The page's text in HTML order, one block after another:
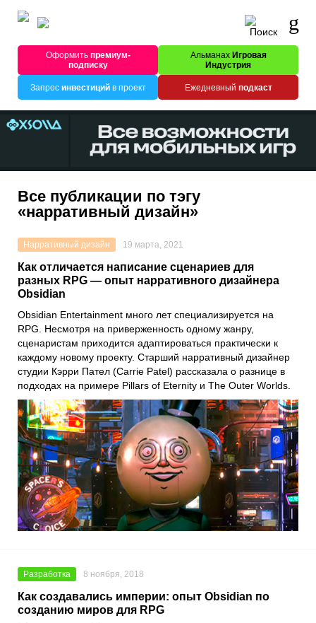
Оформитьпремиум-
подписку
Альманах Игровая
Индустрия
Запрос инвестицийв проект Ежедневный подкаст
Все публикации по тэгу
«нарративный дизайн»
Нарративный дизайн 19 марта, 2021
Как отличается написание сценариев для
разных RPG — опыт нарративного дизайнера
Obsidian
Obsidian Entertainment много лет специализируется на
RPG. Несмотря на приверженность одному жанру,
сценаристам приходится адаптироваться практически к
каждому новому проекту. Старший нарративный дизайнер
студии Кэрри Пател (Carrie Patel) рассказала о разнице в
подходах на примере Pillars of Eternity и The Outer Worlds
Разработка 8 ноября, 2018
Как создавались империи: опыт Obsidian по
созданию миров для RPG